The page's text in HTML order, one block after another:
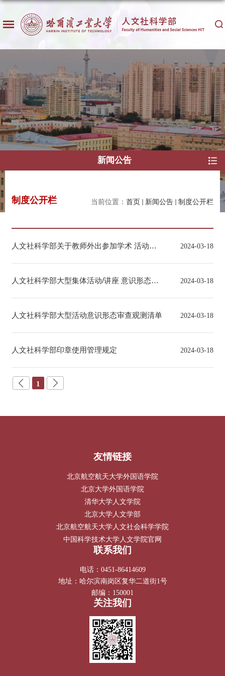
新闻公告
当前位置：首页 新闻公告 制度公开栏
制度公开栏
人文社科学部关于教师外出参加学术 活动的
报备管理办法
2024-03-18
人文社科学部大型集体活动/讲座 意识形态应
急处置预案
2024-03-18
人文社科学部大型活动意识形态审查观测清单 2024-03-18
人文社科学部印章使用管理规定 2024-03-18
1
关注我们
联系我们
电话：0451-86414609
地址：哈尔滨南岗区复华二道街1号
邮编：150001
友情链接
北京航空航天大学外国语学院
北京大学外国语学院
清华大学人文学院
北京大学人文学部
北京航空航天大学人文社会科学学院
中国科学技术大学人文学院官网